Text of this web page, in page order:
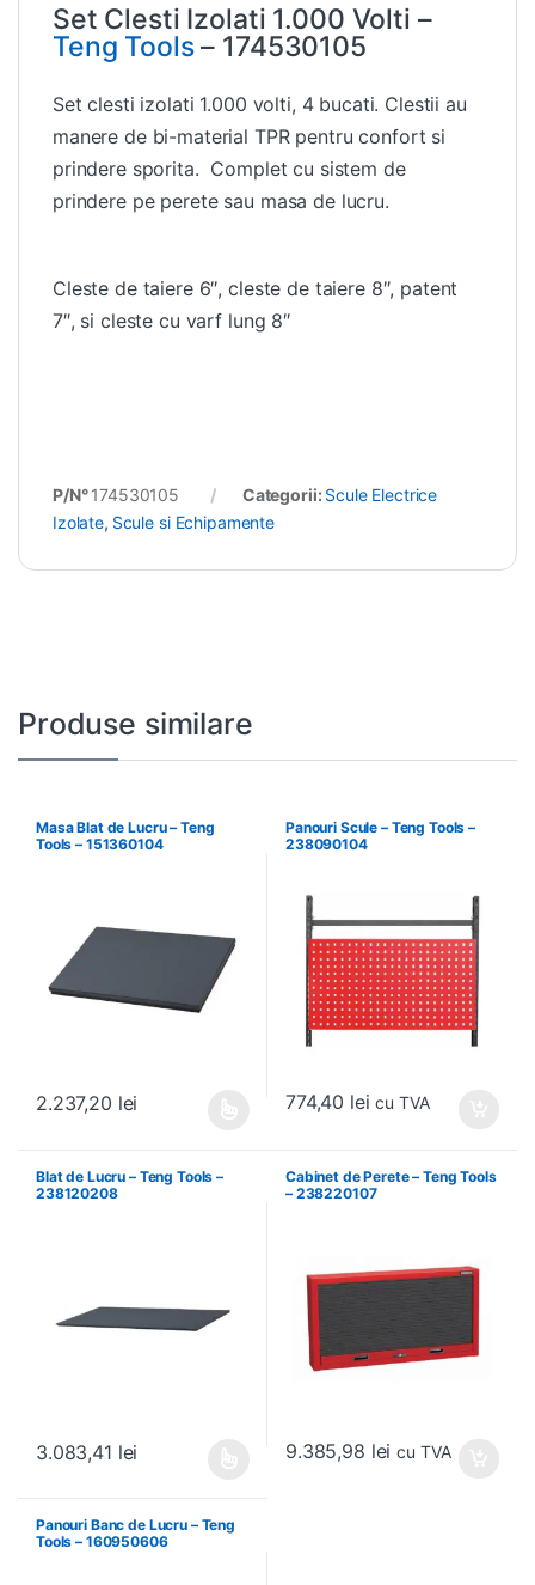
Set Clesti Izolati 1.000 Volti –
Teng Tools– 174530105
Set clesti izolati 1.000 volti, 4 bucati. Clestii au
manere de bi-material TPR pentru confort si
prindere sporita. Complet cu sistem de
prindere pe perete sau masa de lucru.
Cleste de taiere 6″, cleste de taiere 8″, patent
7″, si cleste cu varf lung 8″
P/N°174530105 Categorii: Scule Electrice
Izolate, Scule si Echipamente
Produse similare
Masa Blat de Lucru – Teng
Tools – 151360104
2.237,20 lei
Panouri Scule – Teng Tools –
238090104
774,40 lei cu TVA
Blat de Lucru – Teng Tools –
238120208
3.083,41 lei
Cabinet de Perete – Teng Tools
– 238220107
9.385,98 lei cu TVA
Panouri Banc de Lucru – Teng
Tools – 160950606